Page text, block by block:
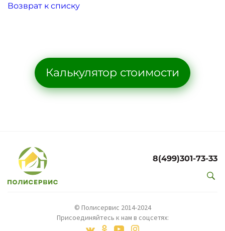
Возврат к списку
Калькулятор стоимости
8(499)301-73-33
© Полисервис 2014-2024
Присоединяйтесь к нам в соцсетях: